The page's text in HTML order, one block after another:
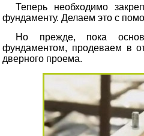
Теперь необходимо
фундаменту. Делаем это с
Но прежде, пока
фундаментом, продеваем в
дверного проема.